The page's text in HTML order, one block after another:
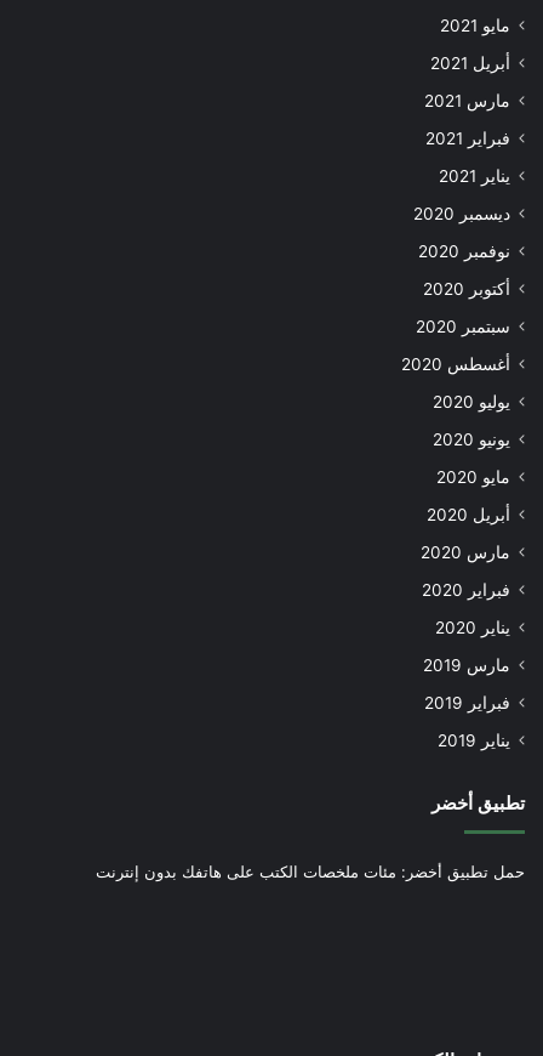
مايو 2021
أبريل 2021
مارس 2021
فبراير 2021
يناير 2021
ديسمبر 2020
نوفمبر 2020
أكتوبر 2020
سبتمبر 2020
أغسطس 2020
يوليو 2020
يونيو 2020
مايو 2020
أبريل 2020
مارس 2020
فبراير 2020
يناير 2020
مارس 2019
فبراير 2019
يناير 2019
تطبيق أخضر
حمل تطبيق أخضر: مئات ملخصات الكتب على هاتفك بدون إنترنت